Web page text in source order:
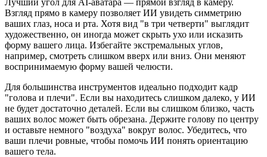
Взгляд прямо в камеру позволяет ИИ увидеть симметрию
ваших глаз, носа и рта. Хотя вид "в три четверти" выглядит
художественно, он иногда может скрыть ухо или исказить
форму вашего лица. Избегайте экстремальных углов,
например, смотреть слишком вверх или вниз. Они меняют
воспринимаемую форму вашей челюсти.
Для большинства инструментов идеально подходит кадр
"голова и плечи". Если вы находитесь слишком далеко, у ИИ
не будет достаточно деталей. Если вы слишком близко, часть
ваших волос может быть обрезана. Держите голову по центру
и оставьте немного "воздуха" вокруг волос. Убедитесь, что
ваши плечи ровные, чтобы помочь ИИ понять ориентацию
вашего тела.